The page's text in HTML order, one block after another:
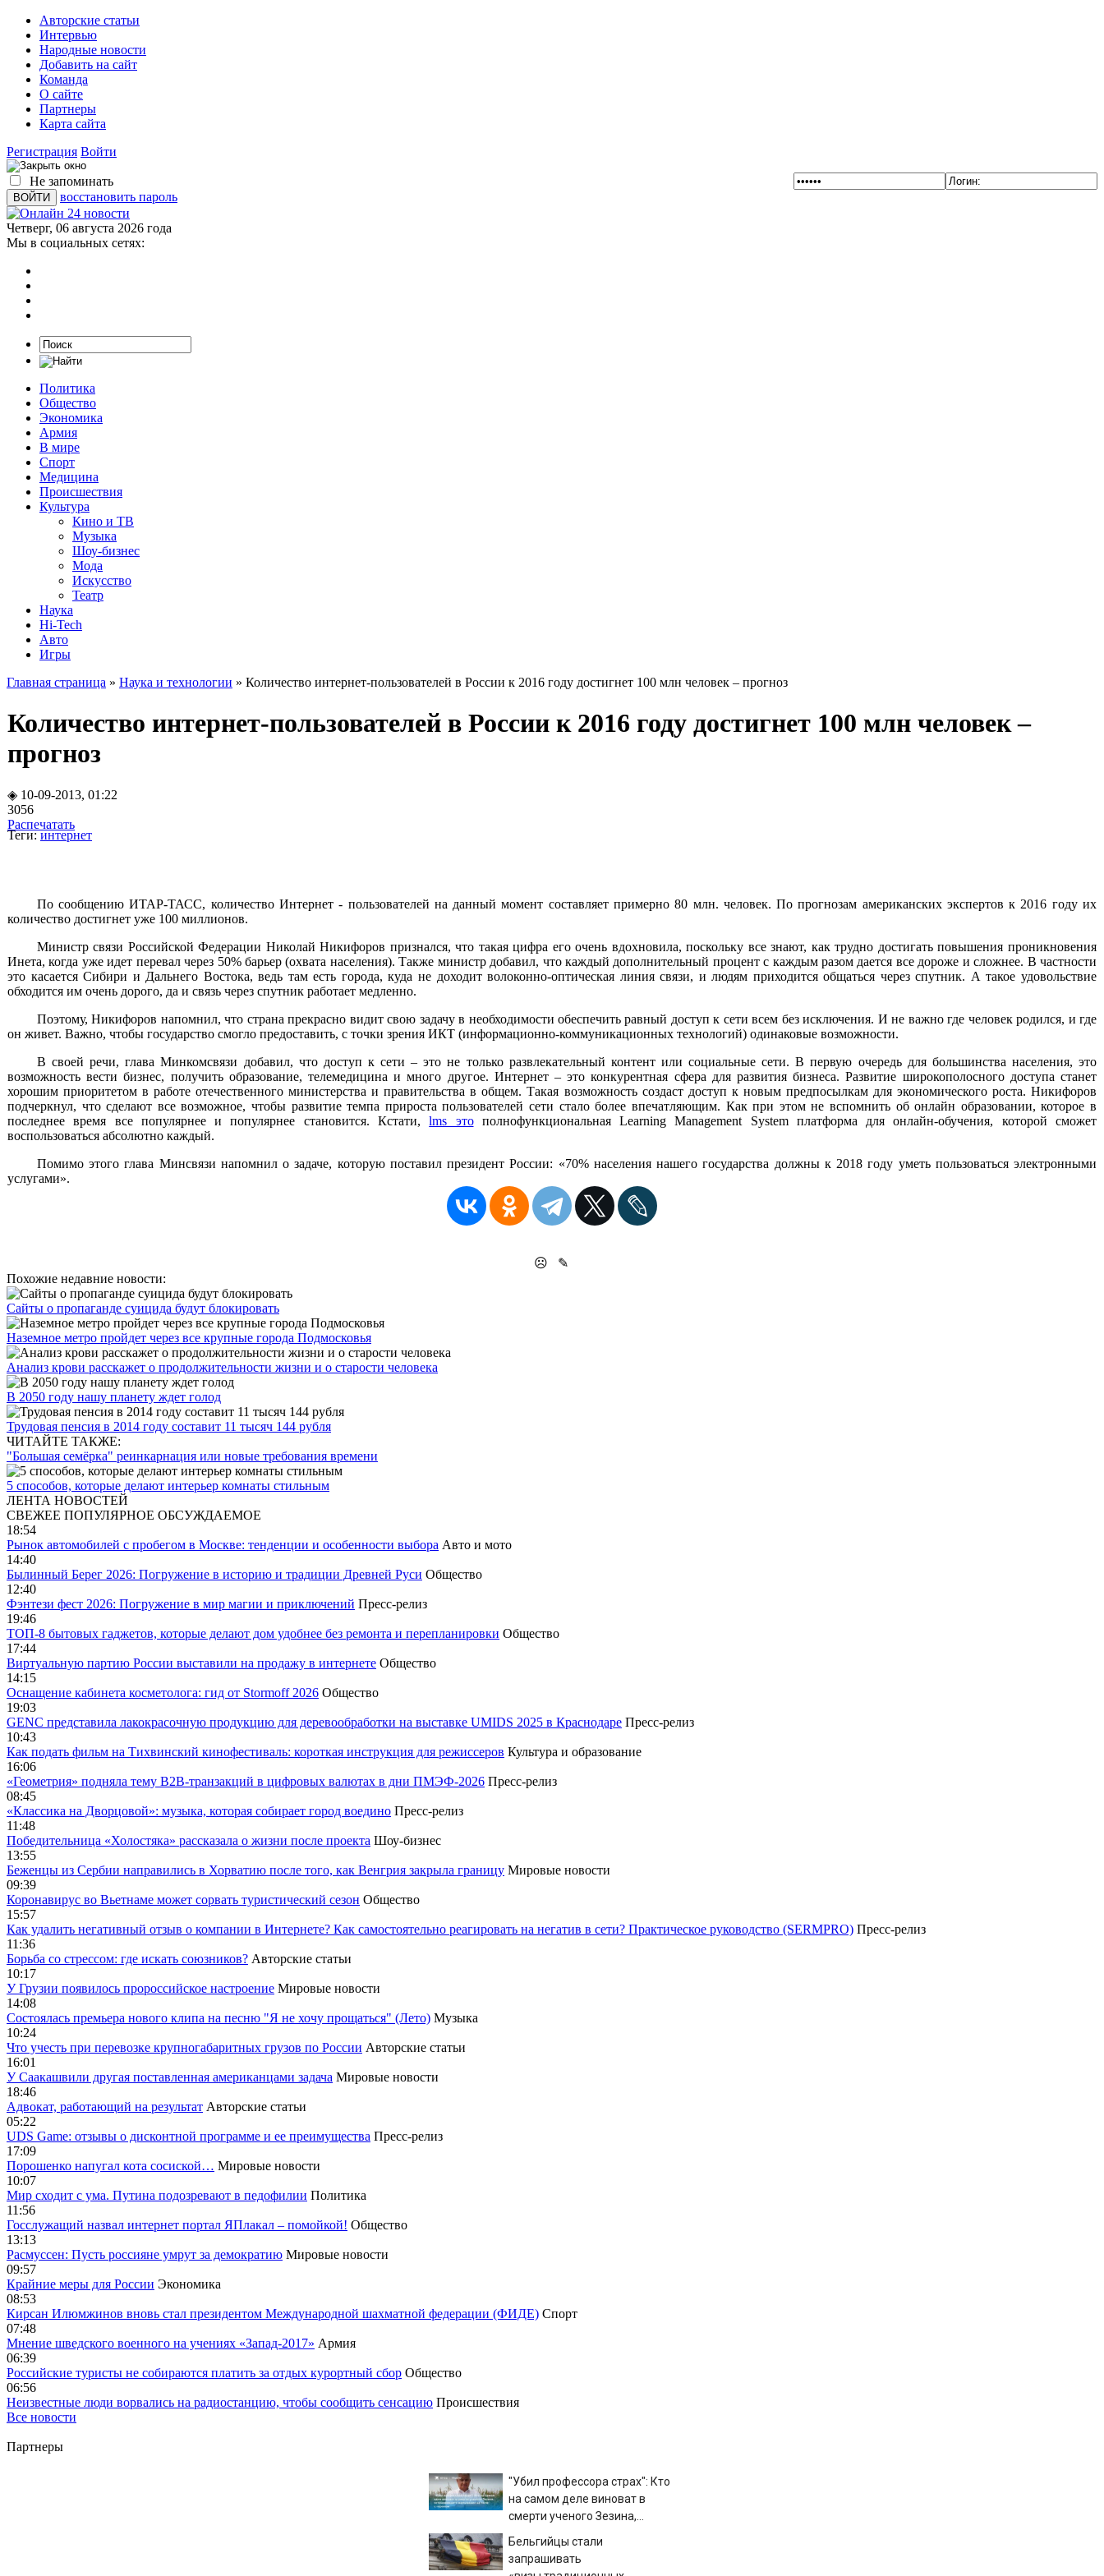
Авторские статьи
Интервью
Народные новости
Добавить на сайт
Команда
О сайте
Партнеры
Карта сайта
Регистрация Войти
Не запоминать
восстановить пароль
Четверг, 06 августа 2026 года
Мы в социальных сетях:
Политика
Общество
Экономика
Армия
В мире
Спорт
Медицина
Происшествия
Культура
Кино и ТВ
Музыка
Шоу-бизнес
Мода
Искусство
Театр
Наука
Hi-Tech
Авто
Игры
Главная страница » Наука и технологии » Количество интернет-пользователей в России к 2016 году достигнет 100 млн человек – прогноз
Количество интернет-пользователей в России к 2016 году достигнет 100 млн человек –
прогноз
◈ 10-09-2013, 01:22
3056
Распечатать
Теги:интернет
По сообщению ИТАР-ТАСС, количество Интернет - пользователей на данный момент составляет примерно 80 млн. человек. По прогнозам американских экспертов к 2016 году их
количество достигнет уже 100 миллионов.
Министр связи Российской Федерации Николай Никифоров признался, что такая цифра его очень вдохновила, поскольку все знают, как трудно достигать повышения проникновения
Инета, когда уже идет перевал через 50% барьер (охвата населения). Также министр добавил, что каждый дополнительный процент с каждым разом дается все дороже и сложнее. В частности
это касается Сибири и Дальнего Востока, ведь там есть города, куда не доходит волоконно-оптическая линия связи, и людям приходится общаться через спутник. А такое удовольствие
обходится им очень дорого, да и связь через спутник работает медленно.
Поэтому, Никифоров напомнил, что страна прекрасно видит свою задачу в необходимости обеспечить равный доступ к сети всем без исключения. И не важно где человек родился, и где
он живет. Важно, чтобы государство смогло предоставить, с точки зрения ИКТ (информационно-коммуникационных технологий) одинаковые возможности.
В своей речи, глава Минкомсвязи добавил, что доступ к сети – это не только развлекательный контент или социальные сети. В первую очередь для большинства населения, это
возможность вести бизнес, получить образование, телемедицина и много другое. Интернет – это конкурентная сфера для развития бизнеса. Развитие широкополосного доступа станет
хорошим приоритетом в работе отечественного министерства и правительства в общем. Такая возможность создаст доступ к новым предпосылкам для экономического роста. Никифоров
подчеркнул, что сделают все возможное, чтобы развитие темпа прироста пользователей сети стало более впечатляющим. Как при этом не вспомнить об онлайн образовании, которое в
последнее время все популярнее и популярнее становится. Кстати,lms этополнофункциональная Learning Management System платформа для онлайн-обучения, которой сможет
воспользоваться абсолютно каждый.
Помимо этого глава Минсвязи напомнил о задаче, которую поставил президент России: «70% населения нашего государства должны к 2018 году уметь пользоваться электронными
услугами».
☹
✎
Похожие недавние новости:
Сайты о пропаганде суицида будут блокировать
Наземное метро пройдет через все крупные города Подмосковья
Анализ крови расскажет о продолжительности жизни и о старости человека
В 2050 году нашу планету ждет голод
Трудовая пенсия в 2014 году составит 11 тысяч 144 рубля
ЧИТАЙТЕ ТАКЖЕ:
"Большая семёрка" реинкарнация или новые требования времени
5 способов, которые делают интерьер комнаты стильным
ЛЕНТА НОВОСТЕЙ
СВЕЖЕЕ ПОПУЛЯРНОЕ ОБСУЖДАЕМОЕ
18:54
Рынок автомобилей с пробегом в Москве: тенденции и особенности выбора Авто и мото
14:40
Былинный Берег 2026: Погружение в историю и традиции Древней Руси Общество
12:40
Фэнтези фест 2026: Погружение в мир магии и приключений Пресс-релиз
19:46
ТОП-8 бытовых гаджетов, которые делают дом удобнее без ремонта и перепланировки Общество
17:44
Виртуальную партию России выставили на продажу в интернете Общество
14:15
Оснащение кабинета косметолога: гид от Stormoff 2026 Общество
19:03
GENC представила лакокрасочную продукцию для деревообработки на выставке UMIDS 2025 в Краснодаре Пресс-релиз
10:43
Как подать фильм на Тихвинский кинофестиваль: короткая инструкция для режиссеров Культура и образование
16:06
«Геометрия» подняла тему B2B-транзакций в цифровых валютах в дни ПМЭФ-2026 Пресс-релиз
08:45
«Классика на Дворцовой»: музыка, которая собирает город воедино Пресс-релиз
11:48
Победительница «Холостяка» рассказала о жизни после проекта Шоу-бизнес
13:55
Беженцы из Сербии направились в Хорватию после того, как Венгрия закрыла границу Мировые новости
09:39
Коронавирус во Вьетнаме может сорвать туристический сезон Общество
15:57
Как удалить негативный отзыв о компании в Интернете? Как самостоятельно реагировать на негатив в сети? Практическое руководство (SERMPRO) Пресс-релиз
11:36
Борьба со стрессом: где искать союзников? Авторские статьи
10:17
У Грузии появилось пророссийское настроение Мировые новости
14:08
Cостоялась премьера нового клипа на песню "Я не хочу прощаться" (Лето) Музыка
10:24
Что учесть при перевозке крупногабаритных грузов по России Авторские статьи
16:01
У Саакашвили другая поставленная американцами задача Мировые новости
18:46
Адвокат, работающий на результат Авторские статьи
05:22
UDS Game: отзывы о дисконтной программе и ее преимущества Пресс-релиз
17:09
Порошенко напугал кота сосиской… Мировые новости
10:07
Мир сходит с ума. Путина подозревают в педофилии Политика
11:56
Госслужащий назвал интернет портал ЯПлакал – помойкой! Общество
13:13
Расмуссен: Пусть россияне умрут за демократию Мировые новости
09:57
Крайние меры для России Экономика
08:53
Кирсан Илюмжинов вновь стал президентом Международной шахматной федерации (ФИДЕ) Спорт
07:48
Мнение шведского военного на учениях «Запад-2017» Армия
06:39
Российские туристы не собираются платить за отдых курортный сбор Общество
06:56
Неизвестные люди ворвались на радиостанцию, чтобы сообщить сенсацию Происшествия
Все новости
Партнеры
"Убил профессора страх": Кто
на самом деле виноват в
смерти ученого Зезина,
на поле с горохом
Бельгийцы стали
запрашивать